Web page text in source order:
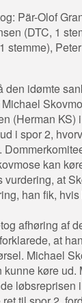
Pär-Olof
(DTC, 1
stemme),
den idømte
(Herman KS)
i spor 2,
kan
vurdering, at
han fik,
afhøring af
at
Michael
kunne køre ud.
løbsreprisen